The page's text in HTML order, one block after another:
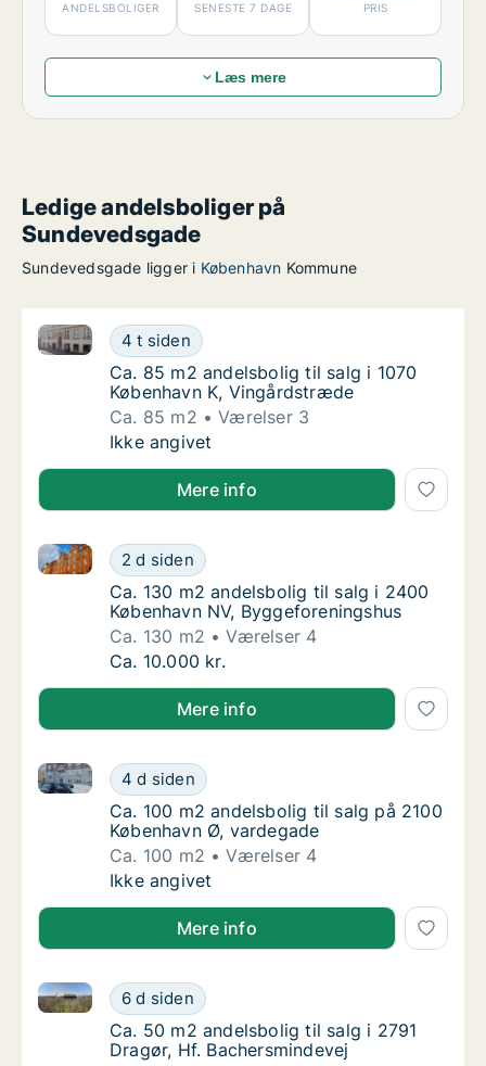
ANDELSBOLIGER
SENESTE 7 DAGE
PRIS
Læs mere
Ledige andelsboliger på
Sundevedsgade
Sundevedsgade ligger i København Kommune
Ca. 85 m2 andelsbolig til salg i 1070
4 t siden
Ca. 85 m2 andelsbolig til salg i 1070 København K,
Ca. 85 m2 andelsbolig til salg i 1070
Ca. 85 m2 andelsbolig til salg i 1070
København K, Vingårdstræde
Ca. 85 m2
Værelser 3
Ca. 85 m2 andelsbolig til salg i 1070
Ikke angivet
Mere info
Ca. 130 m2 andelsbolig til salg i 2400
2 d siden
Ca. 130 m2 andelsbolig til salg i 2400 København
Ca. 130 m2 andelsbolig til salg i 2400
Ca. 130 m2 andelsbolig til salg i 2400
København NV, Byggeforeningshus
Ca. 130 m2
Værelser 4
Ca. 130 m2 andelsbolig til salg i 2400
Ca. 10.000 kr.
Mere info
Ca. 100 m2 andelsbolig til salg på 2100
4 d siden
Ca. 100 m2 andelsbolig til salg på 2100 København
Ca. 100 m2 andelsbolig til salg på 2100
Ca. 100 m2 andelsbolig til salg på 2100
København Ø, vardegade
Ca. 100 m2
Værelser 4
Ca. 100 m2 andelsbolig til salg på 2100
Ikke angivet
Mere info
Ca. 50 m2 andelsbolig til salg i 2791
6 d siden
Ca. 50 m2 andelsbolig til salg i 2791 Dragør, Hf.
Ca. 50 m2 andelsbolig til salg i 2791
Ca. 50 m2 andelsbolig til salg i 2791
Dragør, Hf. Bachersmindevej